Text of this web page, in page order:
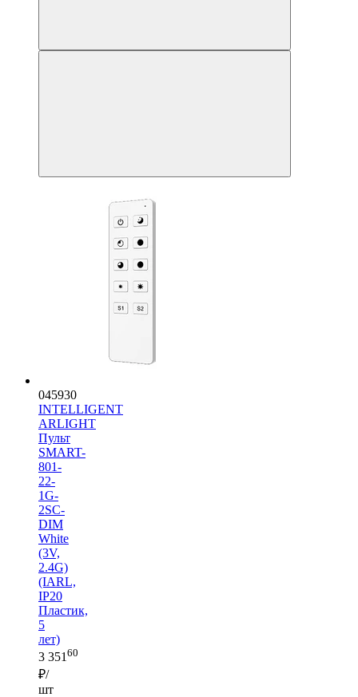
045930
INTELLIGENT
ARLIGHT
Пульт
SMART-
801-
22-
1G-
2SC-
DIM
White
(3V,
2.4G)
(IARL,
IP20
Пластик,
5
лет)
3 35160
₽/
шт